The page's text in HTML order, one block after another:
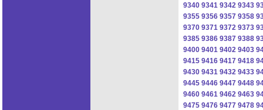
9340 9341 9342 9343
9355 9356 9357 9358
9370 9371 9372 9373
9385 9386 9387 9388
9400 9401 9402 9403
9415 9416 9417 9418
9430 9431 9432 9433
9445 9446 9447 9448
9460 9461 9462 9463
9475 9476 9477 9478